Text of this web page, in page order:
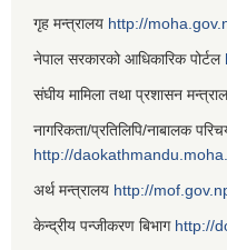
गृह मन्त्रालय http://
नेपाल सरकारको आधिकारिक पोर्टल
संघीय मामिला तथा प्रशासन
नागरिकता/प्रतिलिपि/नाबालक
http://
अर्थ मन्त्रालय http://
केन्द्रीय पन्जीकरण बिभाग http://